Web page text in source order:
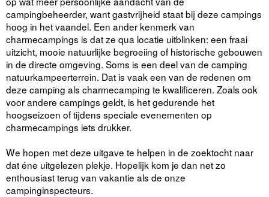
campingbeheerder, want gastvrijheid staat bij deze campings
hoog in het vaandel. Een ander kenmerk van
charmecampings is dat ze qua locatie uitblinken: een fraai
uitzicht, mooie natuurlijke begroeiing of historische gebouwen
in de directe omgeving. Soms is een deel van de camping
natuurkampeerterrein. Dat is vaak een van de redenen om
deze camping als charmecamping te kwalificeren. Zoals ook
voor andere campings geldt, is het gedurende het
hoogseizoen of tijdens speciale evenementen op
charmecampings iets drukker.
We hopen met deze uitgave te helpen in de zoektocht naar
dat éne uitgelezen plekje. Hopelijk kom je dan net zo
enthousiast terug van vakantie als de onze
campinginspecteurs.